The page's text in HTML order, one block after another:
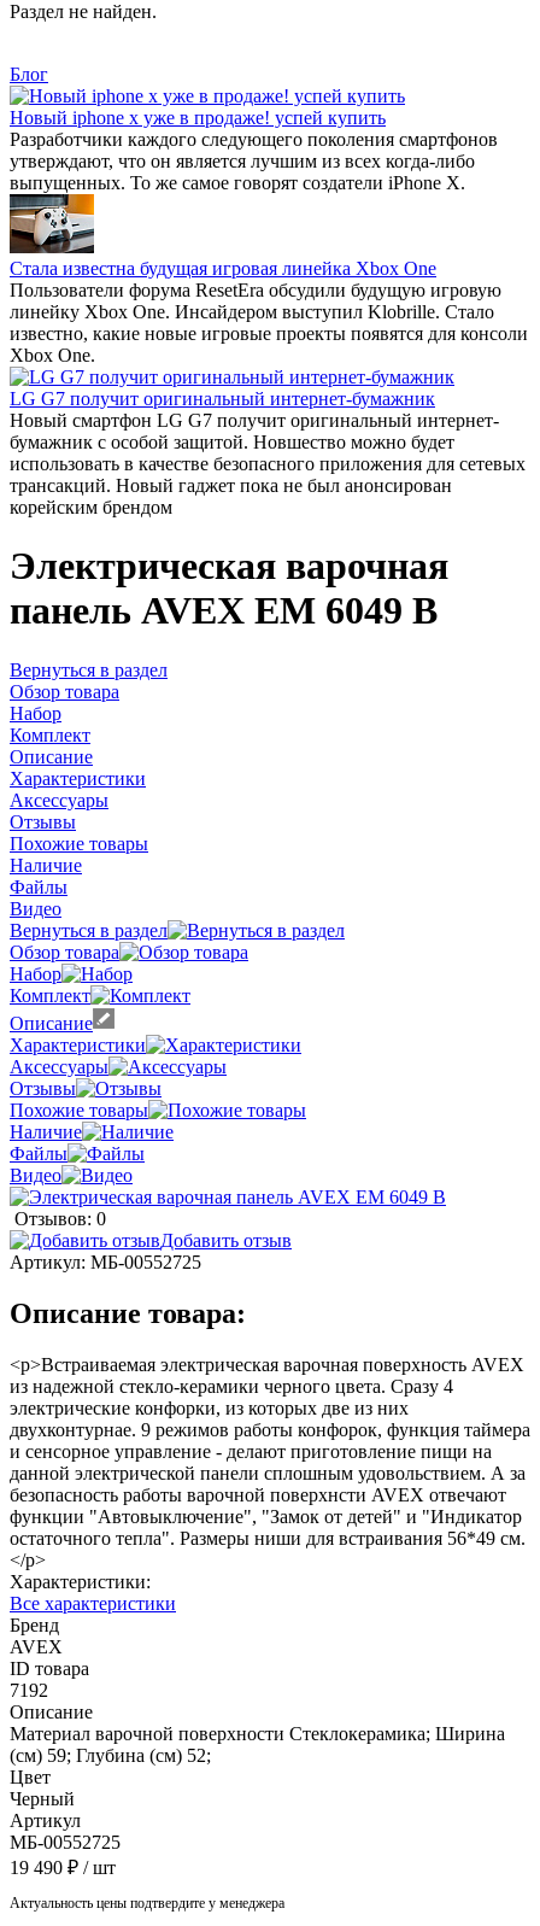
Раздел не найден.
Блог
Новый iphone x уже в продаже! успей купить
Разработчики каждого следующего поколения смартфонов
утверждают, что он является лучшим из всех когда-либо
выпущенных. То же самое говорят создатели iPhone X.
Стала известна будущая игровая линейка Xbox One
Пользователи форума ResetEra обсудили будущую игровую
линейку Xbox One. Инсайдером выступил Klobrille. Стало
известно, какие новые игровые проекты появятся для консоли
Xbox One.
LG G7 получит оригинальный интернет-бумажник
Новый смартфон LG G7 получит оригинальный интернет-
бумажник с особой защитой. Новшество можно будет
использовать в качестве безопасного приложения для сетевых
трансакций. Новый гаджет пока не был анонсирован
корейским брендом
Электрическая варочная
панель AVEX EM 6049 B
Вернуться в раздел
Обзор товара
Набор
Комплект
Описание
Характеристики
Аксессуары
Отзывы
Похожие товары
Наличие
Файлы
Видео
Вернуться в раздел
Обзор товара
Набор
Комплект
Описание
Характеристики
Аксессуары
Отзывы
Похожие товары
Наличие
Файлы
Видео
Отзывов: 0
Добавить отзыв
Артикул: МБ-00552725
Описание товара:
<p>Встраиваемая электрическая варочная поверхность AVEX
из надежной стекло-керамики черного цвета. Сразу 4
электрические конфорки, из которых две из них
двухконтурнае. 9 режимов работы конфорок, функция таймера
и сенсорное управление - делают приготовление пищи на
данной электрической панели сплошным удовольствием. А за
безопасность работы варочной поверхнсти AVEX отвечают
функции "Автовыключение", "Замок от детей" и "Индикатор
остаточного тепла". Размеры ниши для встраивания 56*49 см.
</p>
Характеристики:
Все характеристики
Бренд
AVEX
ID товара
7192
Описание
Материал варочной поверхности Стеклокерамика; Ширина
(см) 59; Глубина (см) 52;
Цвет
Черный
Артикул
МБ-00552725
19 490 ₽ / шт
Актуальность цены подтвердите у менеджера